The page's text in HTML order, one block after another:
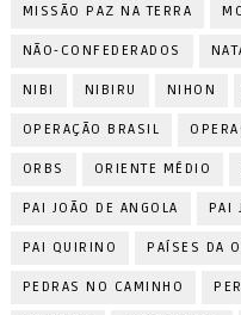
MISSÃO PAZ NA TERRA
NÃO-CONFEDERADOS
NIBI NIBIRU NIHON
OPERAÇÃO BRASIL
ORBS ORIENTE MÉDIO
PAI JOÃO DE ANGOLA PAI
PAI QUIRINO PAÍSES DA
PEDRAS NO CAMINHO